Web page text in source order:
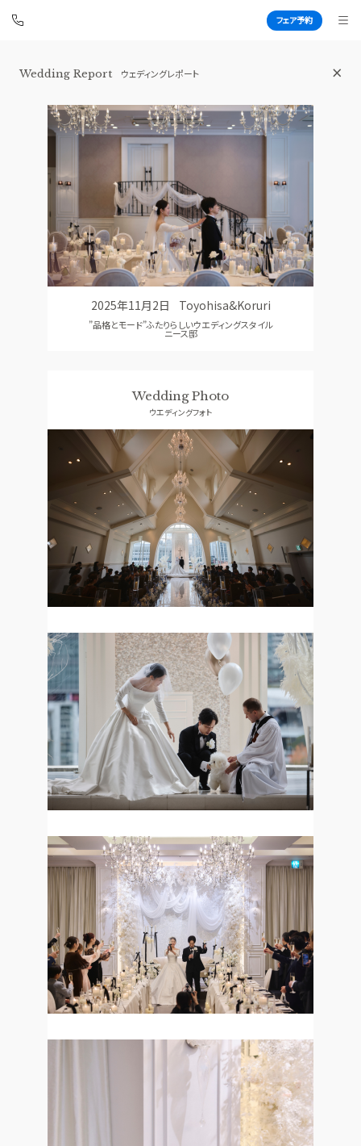
フェア予約
横浜 アートグレイス ポートサイドヴィ
BEST BRIDAL
TOP
トップ
BRIDAL FAIR
ブライダルフェア
FAIR INFO
ブライダルフェアの魅力をご案内
WEDDING REPORT
体験者レポート
PHOTO GALLERY
フォトギャラリー
PLAN
プラン
CEREMONY PARTY
披露宴会場
ACCESS
GUEST
ご列席者の皆さまへ
QA
よくあるご質問
SUPPORT
お手伝い
資料請求 お問い合わせ フェア予約
Wedding Report ウェディングレポート
2025年11月2日 Toyohisa&Koruri
”品格とモード”ふたりらしいウエディングスタイル
ニース邸
Wedding Photo
ウエディングフォト